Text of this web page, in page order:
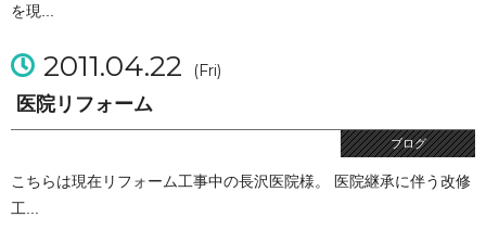
を現...
2011.04.22 (Fri)
医院リフォーム
ブログ
こちらは現在リフォーム工事中の長沢医院様。 医院継承に伴う改修
工...